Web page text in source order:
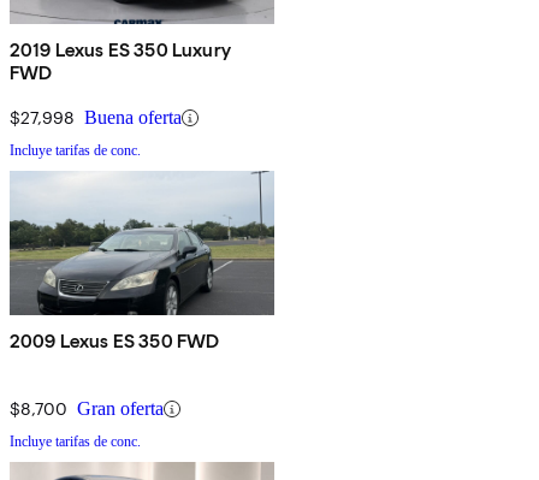
2019 Lexus ES 350 Luxury
FWD
$27,998 Buena oferta
Incluye tarifas de conc.
2009 Lexus ES 350 FWD
$8,700 Gran oferta
Incluye tarifas de conc.